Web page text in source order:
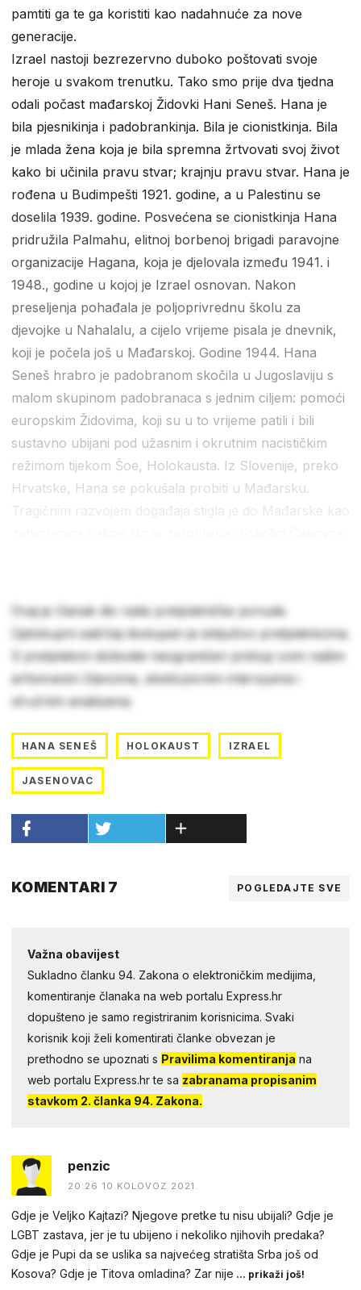
pamtiti ga te ga koristiti kao nadahnuće za nove
generacije.
Izrael nastoji bezrezervno duboko poštovati svoje
heroje u svakom trenutku. Tako smo prije dva tjedna
odali počast mađarskoj Židovki Hani Seneš. Hana je
bila pjesnikinja i padobrankinja. Bila je cionistkinja. Bila
je mlada žena koja je bila spremna žrtvovati svoj život
kako bi učinila pravu stvar; krajnju pravu stvar. Hana je
rođena u Budimpešti 1921. godine, a u Palestinu se
doselila 1939. godine. Posvećena se cionistkinja Hana
pridružila Palmahu, elitnoj borbenoj brigadi paravojne
organizacije Hagana, koja je djelovala između 1941. i
1948., godine u kojoj je Izrael osnovan. Nakon
preseljenja pohađala je poljoprivrednu školu za
djevojke u Nahalalu, a cijelo vrijeme pisala je dnevnik,
koji je počela još u Mađarskoj. Godine 1944. Hana
Seneš hrabro je padobranom skočila u Jugoslaviju s
malom skupinom padobranaca s jednim ciljem: pomoći
europskim Židovima, koji su u to vrijeme patili i bili
sustavno ubijani pod užasnim i okrutnim nacističkim
režimom tijekom Šoe, Holokausta. Iz Slovenije, preko
Hrvatske, Hana se pokušala probiti u Mađarsku.
Tragičnim razvojem događaja stigla je do Mađarske kao
Ovaj je članak dio naše pretplatničke ponude.
Cjelokupni sadržaj dostupan je isključivo pretplatnicima.
S pretplatom dobivate neograničen pristup svim našim
arhiviranim člancima, ekskluzivnim intervjuima i
stručnim analizama.
HANA SENEŠ HOLOKAUST IZRAEL
JASENOVAC
KOMENTARI 7 POGLEDAJTE SVE
Važna obavijest
Sukladno članku 94. Zakona o elektroničkim medijima,
komentiranje članaka na web portalu Express.hr
dopušteno je samo registriranim korisnicima. Svaki
korisnik koji želi komentirati članke obvezan je
prethodno se upoznati s Pravilima komentiranja na
web portalu Express.hr te sa zabranama propisanim
stavkom 2. članka 94. Zakona.
penzic
20:26 10.KOLOVOZ 2021.
Gdje je Veljko Kajtazi? Njegove pretke tu nisu ubijali? Gdje je
LGBT zastava, jer je tu ubijeno i nekoliko njihovih predaka?
Gdje je Pupi da se uslika sa najvećeg stratišta Srba još od
Kosova? Gdje je Titova omladina? Zar nije ... prikaži još!